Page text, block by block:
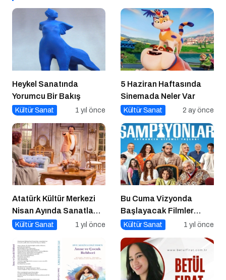
Heykel Sanatında
Yorumcu Bir Bakış
Kültür Sanat 1 yıl önce
5 Haziran Haftasında
Sinemada Neler Var
Kültür Sanat 2 ay önce
Atatürk Kültür Merkezi
Nisan Ayında Sanatla
Dolup Taşıyor
Kültür Sanat 1 yıl önce
Bu Cuma Vizyonda
Başlayacak Filmler
Açıklandı
Kültür Sanat 1 yıl önce